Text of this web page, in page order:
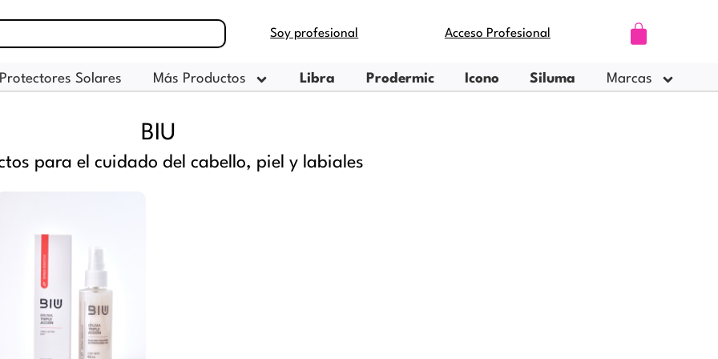
Soy profesional Acceso Profesional Carrito
Protectores Solares Más Productos Libra Prodermic Icono Siluma Marcas
BIU
para el cuidado del cabello, piel y labiales